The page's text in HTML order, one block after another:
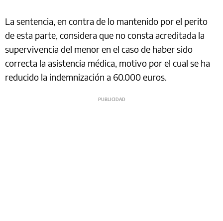
La sentencia, en contra de lo mantenido por el perito
de esta parte, considera que no consta acreditada la
supervivencia del menor en el caso de haber sido
correcta la asistencia médica, motivo por el cual se ha
reducido la indemnización a 60.000 euros.